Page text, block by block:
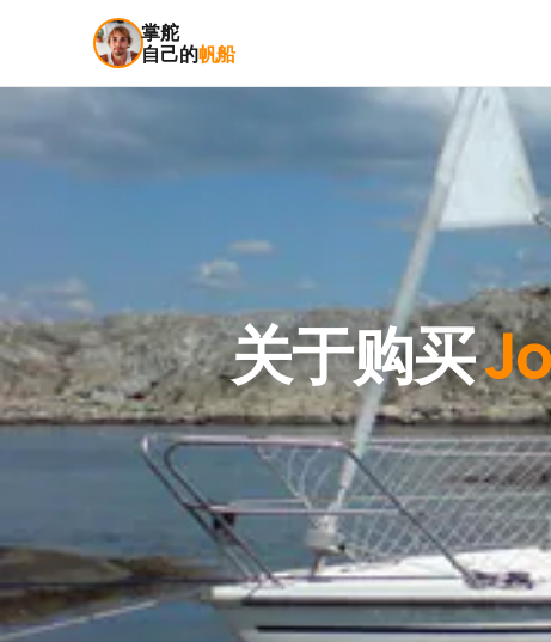
掌舵
自己的帆船
关于购买